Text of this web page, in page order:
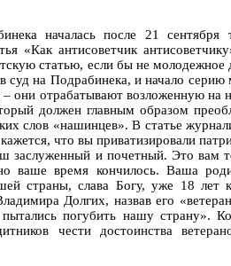
началась после 21 сентября
«Как антисоветчик
статью, если бы не
суд на Подрабинека, и начало
они отрабатывают возложенную на
должен главным образом
слов «нашинцев». В статье
что вы приватизировали
и почетный. Это вам
ваше время кончилось. Ваша
страны, слава Богу, уже 18 лет
Долгих, назвав его
погубить нашу страну».
чести достоинства